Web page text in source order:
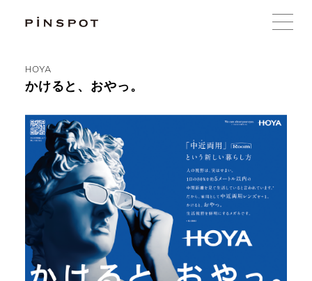
HOYA
かけると、おやっ。